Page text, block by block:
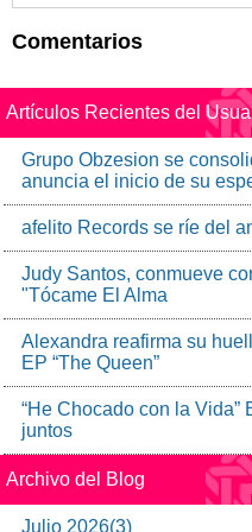
Comentarios
Artículos Recientes del
Grupo Obzesion se
anuncia el inicio de su
afelito Records se ríe del
Judy Santos, conmueve
"Tócame El Alma
Alexandra reafirma su
EP “The Queen”
“He Chocado con la Vida”
juntos
Archivo del Blog
Julio 2026(3)